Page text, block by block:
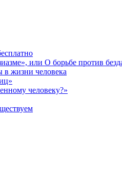
или О борьбе против
в жизни человека
человеку?»